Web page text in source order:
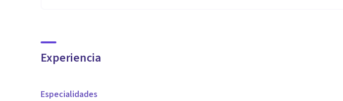
Experiencia
Especialidades